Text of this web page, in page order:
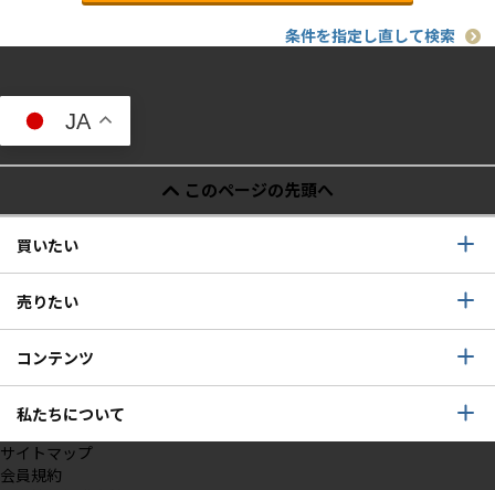
条件を指定し直して検索
JA
このページの先頭へ
買いたい
売りたい
コンテンツ
私たちについて
サイトマップ
会員規約